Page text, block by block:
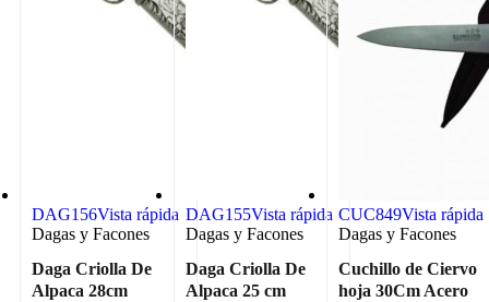
DAG156Vista rápida
Dagas y Facones
Daga Criolla De
Alpaca 28cm
DAG155Vista rápida
Dagas y Facones
Daga Criolla De
Alpaca 25 cm
CUC849Vista rápida
Dagas y Facones
Cuchillo de Ciervo
hoja 30Cm Acero